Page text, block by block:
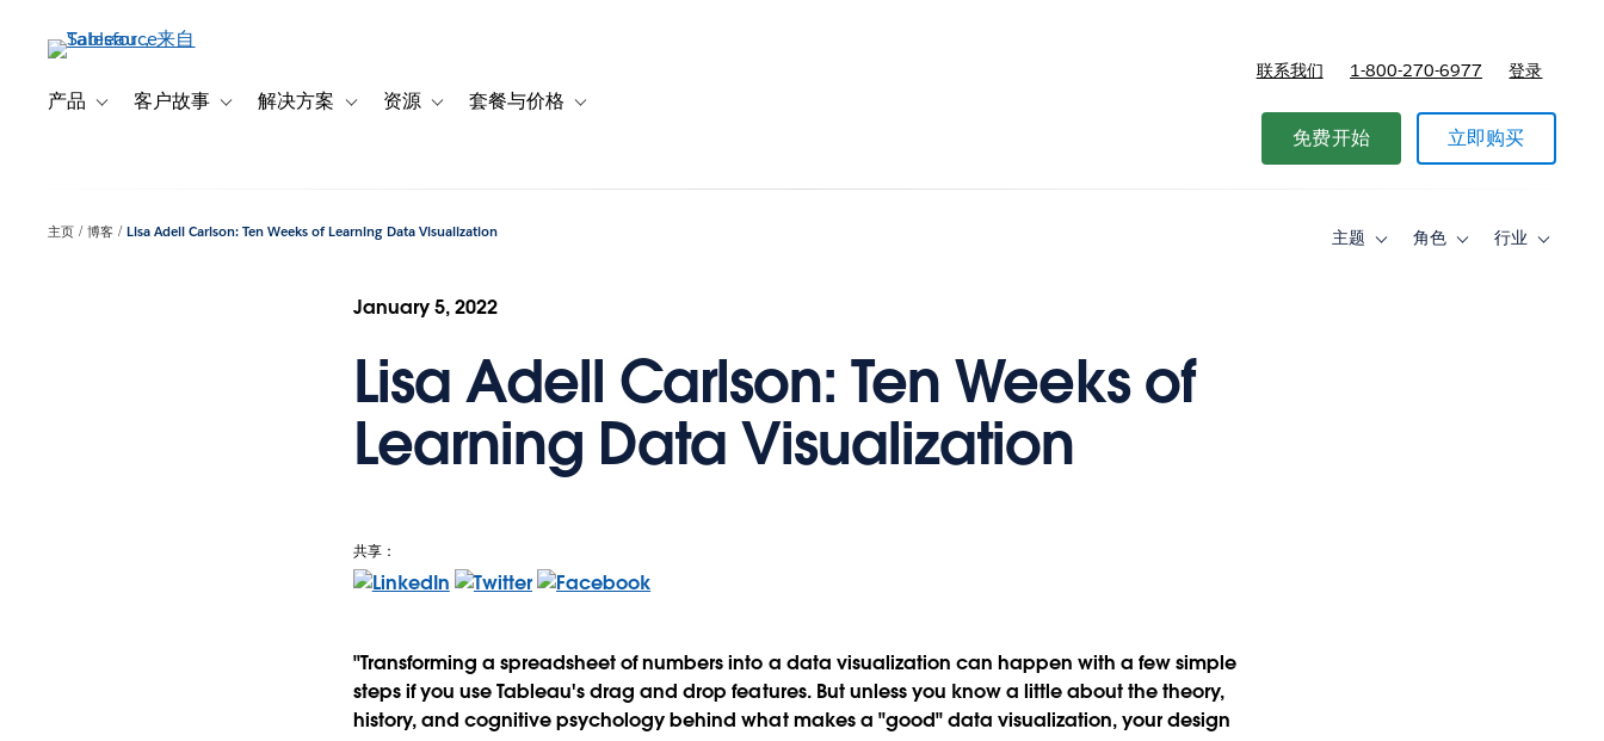
产品 Toggle sub-navigation for 产品
客户故事 Toggle sub-navigation for 客户故事
解决方案 Toggle sub-navigation for 解决方案
资源 Toggle sub-navigation for 资源
套餐与价格 Toggle sub-navigation for 套餐与价格
联系我们 1-800-270-6977 登录
免费开始 立即购买
主页 博客 Lisa Adell Carlson: Ten Weeks of Learning Data Visualization 主题
Toggle角色
Toggle行业
Toggle
January 5, 2022
Lisa Adell Carlson: Ten Weeks of
Learning Data Visualization
共享：
"Transforming a spreadsheet of numbers into a data visualization can happen with a few simple
steps if you use Tableau's drag and drop features. But unless you know a little about the theory,
history, and cognitive psychology behind what makes a "good" data visualization, your design